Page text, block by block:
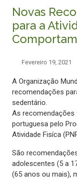
Novas
para a
Fevereiro 19, 2021
A Organização
recomendações
sedentário.
As recomendações
portuguesa pelo
Atividade Fisíca
São
adolescentes (5 a
(65 anos ou mais),